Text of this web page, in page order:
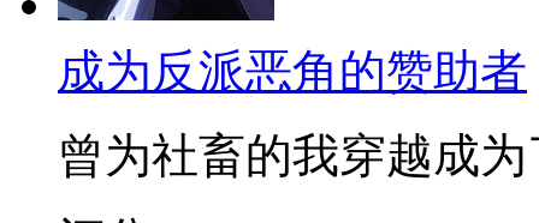
成为反派恶角的赞助者
曾为社畜的我穿越成为